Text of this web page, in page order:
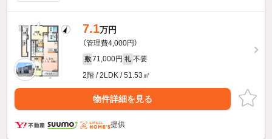
7.1万円
（管理費4,000円）
敷 71,000円 礼 不要
2階 / 2LDK / 51.53㎡
物件詳細を見る
提供